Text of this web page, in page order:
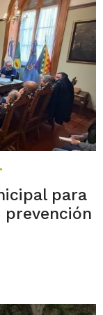
para
prevención